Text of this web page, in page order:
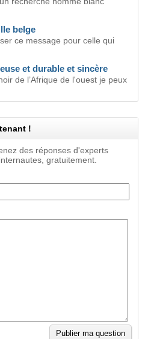
belge
ce message pour celle qui
et durable et sincère
de l’Afrique de l'ouest je peux
!
des réponses d'experts
gratuitement.